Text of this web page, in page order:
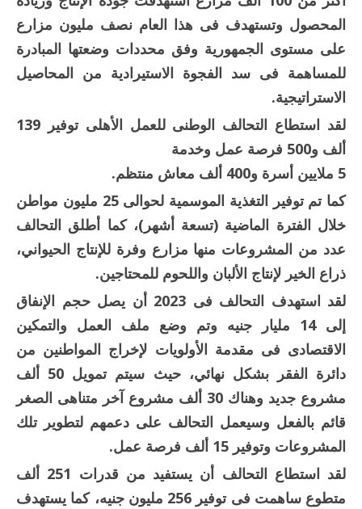
المحصول وتستهدف فى هذا العام نصف مليون مزارع
على مستوى الجمهورية وفق محددات وضعتها المبادرة
للمساهمة فى سد الفجوة الاستيرادية من المحاصيل
الاستراتيجية.
لقد استطاع التحالف الوطنى للعمل الأهلى توفير 139
ألف و500 فرصة عمل وخدمة
كما تم توفير التغذية الموسمية لحوالى 25 مليون مواطن
خلال الفترة الماضية (تسعة أشهر)، كما أطلق التحالف
عدد من المشروعات منها مزارع وفرة للإنتاج الحيواني،
ذراع الخير لإنتاج الألبان واللحوم للمحتاجين.
لقد استهدف التحالف فى 2023 أن يصل حجم الإنفاق
إلى 14 مليار جنيه وتم وضع ملف العمل والتمكين
الاقتصادى فى مقدمة الأولويات لإخراج المواطنين من
دائرة الفقر بشكل نهائي، حيث سيتم تمويل 50 ألف
مشروع جديد وهناك 30 ألف مشروع آخر متناهى الصغر
قائم بالفعل وسيعمل التحالف على دعمهم لتطوير تلك
المشروعات وتوفير 15 ألف فرصة عمل.
لقد استطاع التحالف أن يستفيد من قدرات 251 ألف
متطوع ساهمت فى توفير 256 مليون جنيه، كما يستهدف